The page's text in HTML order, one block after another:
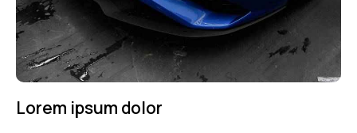
Lorem ipsum dolor